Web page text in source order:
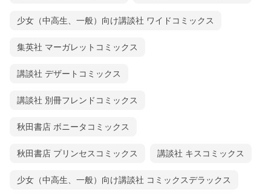
少女（中高生、一般）向け講談社 ワイドコミックス
集英社 マーガレットコミックス
講談社 デザートコミックス
講談社 別冊フレンドコミックス
秋田書店 ボニータコミックス
秋田書店 プリンセスコミックス 講談社 キスコミックス
少女（中高生、一般）向け講談社 コミックスデラックス